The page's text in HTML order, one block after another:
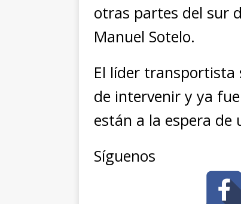
otras partes del sur
Manuel Sotelo.
El líder transportista
de intervenir y ya
están a la espera de
Síguenos